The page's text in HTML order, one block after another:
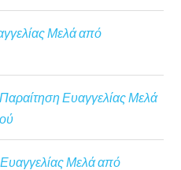
Μελά από
Παραίτηση Ευαγγελίας Μελά
Μελά από